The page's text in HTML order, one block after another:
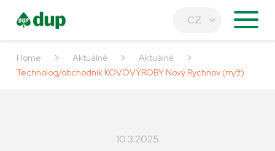
CZ
Home > Aktuálně > Aktuálně >
Technolog/obchodník KOVOVÝROBY Nový Rychnov (m/ž)
10.3.2025